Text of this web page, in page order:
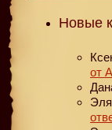
Новые
от
Эля